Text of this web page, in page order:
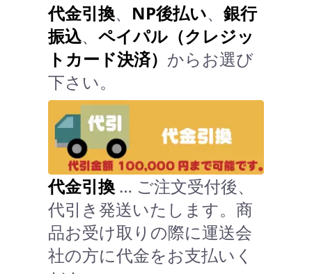
代金引換、 NP後払い、 銀行
振込、 ペイパル（クレジッ
トカード決済） からお選び
下さい。
代金引換 … ご注文受付後、
代引き発送いたします。商
品お受け取りの際に運送会
社の方に代金をお支払いく